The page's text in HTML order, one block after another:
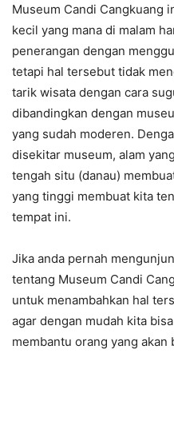
Museum Candi Cangkuang
kecil yang mana di malam
penerangan dengan
tetapi hal tersebut tidak
tarik wisata dengan cara
dibandingkan dengan
yang sudah moderen.
disekitar museum, alam
tengah situ (danau)
yang tinggi membuat kita
tempat ini.
Jika anda pernah
tentang Museum Candi
untuk menambahkan hal
agar dengan mudah kita
membantu orang yang akan